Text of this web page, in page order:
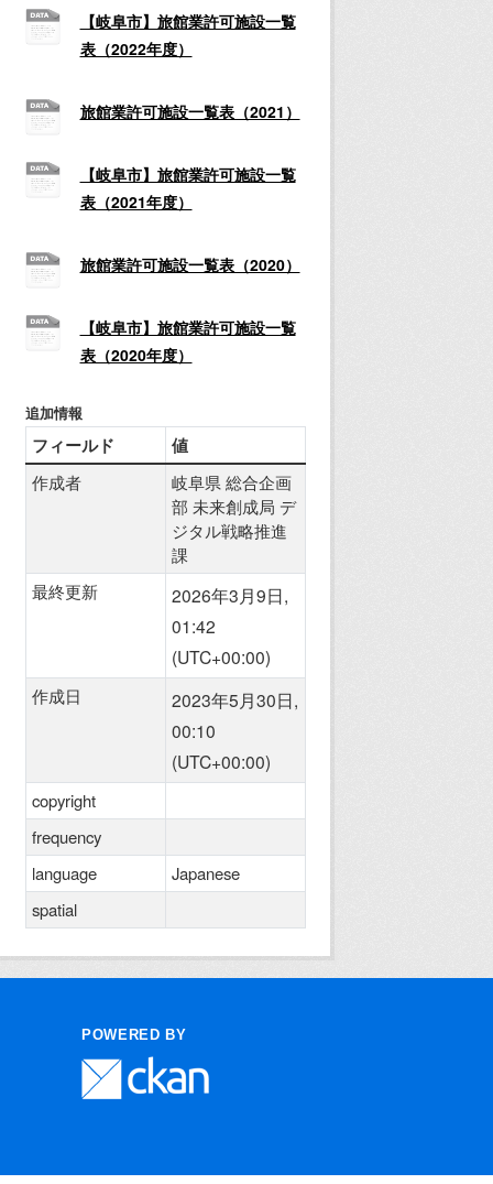
【岐阜市】旅館業許可施設一覧
表（2022年度）
旅館業許可施設一覧表（2021）
【岐阜市】旅館業許可施設一覧
表（2021年度）
旅館業許可施設一覧表（2020）
【岐阜市】旅館業許可施設一覧
表（2020年度）
追加情報
フィールド 値
作成者
岐阜県 総合企画
部 未来創成局 デ
ジタル戦略推進
課
最終更新
2026年3月9日,
01:42
(UTC+00:00)
作成日
2023年5月30日,
00:10
(UTC+00:00)
copyright
frequency
language
Japanese
spatial
POWERED BY